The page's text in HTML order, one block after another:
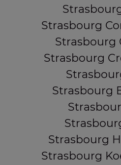
Strasbourg
Strasbourg
Strasbourg
Strasbourg
Strasbourg
Strasbourg